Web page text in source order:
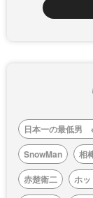
日本一の最低男
SnowMan
相
赤楚衛二
ホッ